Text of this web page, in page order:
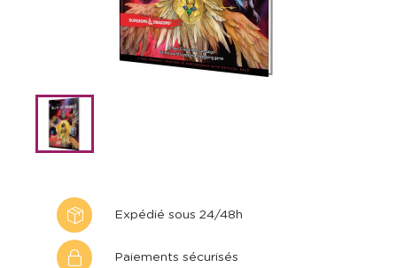
Expédié sous 24/48h
Paiements sécurisés